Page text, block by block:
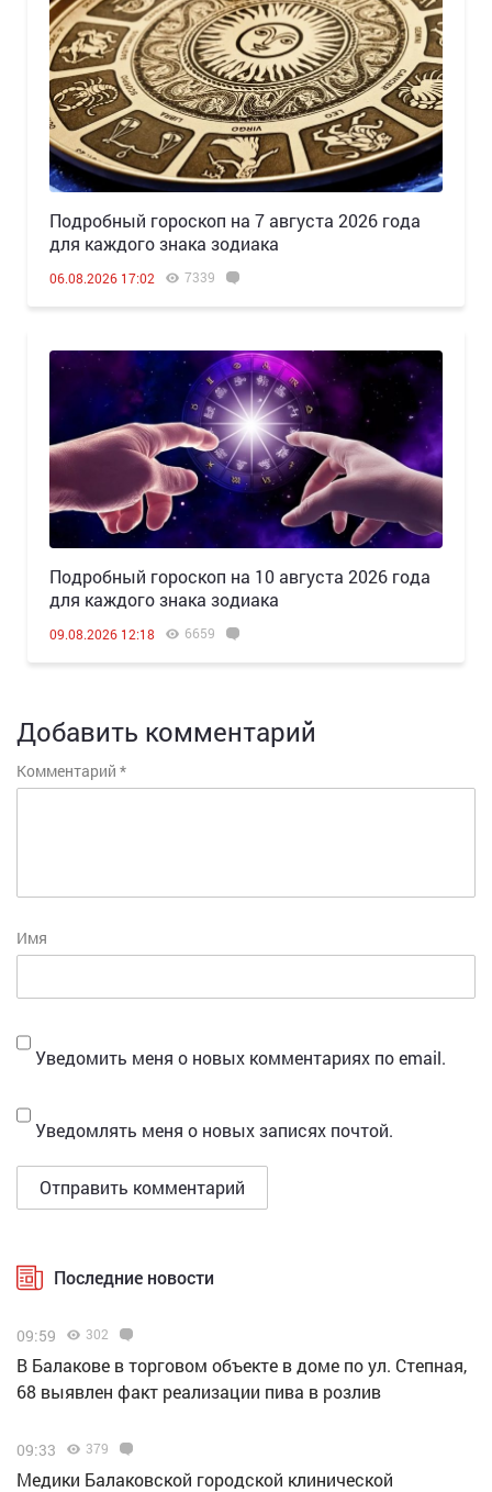
Подробный гороскоп на 7 августа 2026 года
для каждого знака зодиака
06.08.2026 17:02 7339
Подробный гороскоп на 10 августа 2026 года
для каждого знака зодиака
09.08.2026 12:18 6659
Добавить комментарий
Комментарий *
Имя
Уведомить меня о новых комментариях по email.
Уведомлять меня о новых записях почтой.
Последние новости
09:59 302
В Балакове в торговом объекте в доме по ул. Степная,
68 выявлен факт реализации пива в розлив
09:33 379
Медики Балаковской городской клинической